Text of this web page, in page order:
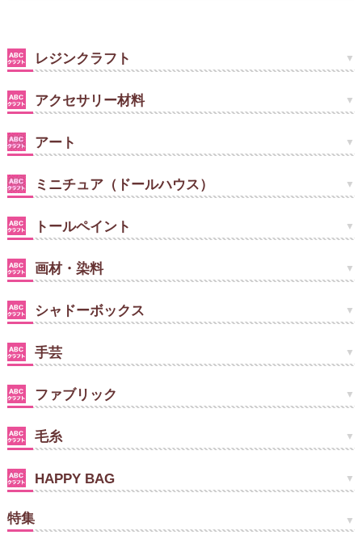
レジンクラフト
アクセサリー材料
アート
ミニチュア（ドールハウス）
トールペイント
画材・染料
シャドーボックス
手芸
ファブリック
毛糸
HAPPY BAG
特集